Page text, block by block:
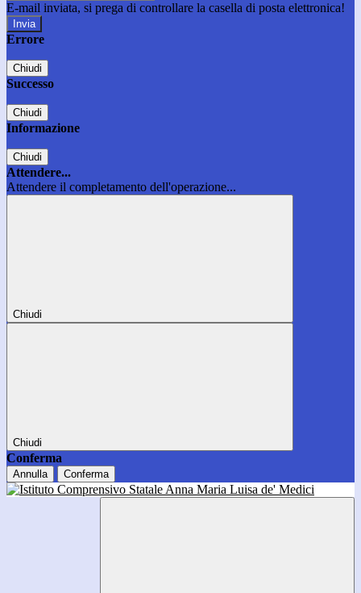
E-mail inviata, si prega di controllare la casella di posta elettronica!
Errore
Chiudi
Successo
Chiudi
Informazione
Chiudi
Attendere...
Attendere il completamento dell'operazione...
Chiudi
Chiudi
Conferma
Annulla Conferma